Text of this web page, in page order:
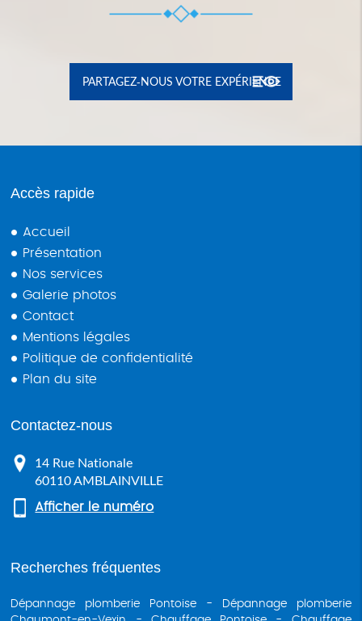
PARTAGEZ-NOUS VOTRE EXPÉRIENCE
Accès rapide
Accueil
Présentation
Nos services
Galerie photos
Contact
Mentions légales
Politique de confidentialité
Plan du site
Contactez-nous
14 Rue Nationale
60110AMBLAINVILLE
Afficher le numéro
Recherches fréquentes
Dépannage plomberie Pontoise
Dépannage plomberie